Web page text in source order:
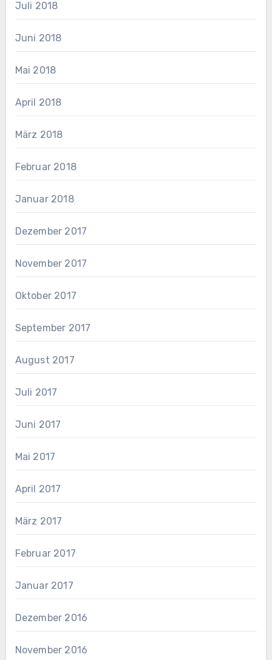
Juli 2018
Juni 2018
Mai 2018
April 2018
März 2018
Februar 2018
Januar 2018
Dezember 2017
November 2017
Oktober 2017
September 2017
August 2017
Juli 2017
Juni 2017
Mai 2017
April 2017
März 2017
Februar 2017
Januar 2017
Dezember 2016
November 2016